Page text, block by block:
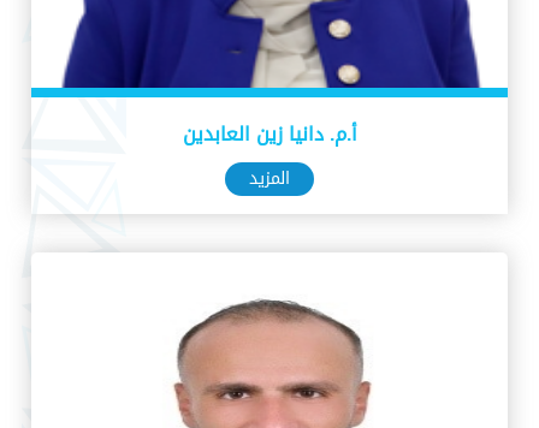
أ.م. دانيا زين العابدين
المزيد